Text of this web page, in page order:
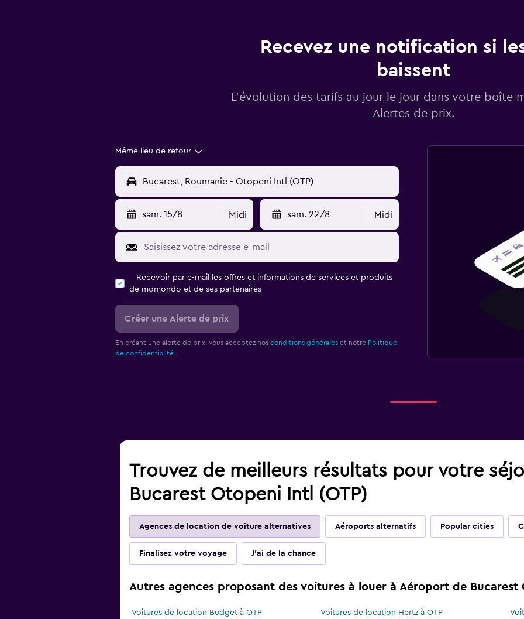
Recevez une notification si
baissent
L’évolution des tarifs au jour le jour dans votre boîte
Alertes de prix.
Même lieu de retour
sam. 15/8 Midi sam. 22/8 Midi
Recevoir par e-mail les offres et informations de services et produits
de momondo et de ses partenaires
Créer une Alerte de prix
En créant une alerte de prix, vous acceptez nos conditions généraleset notre Politique
de confidentialité.
Trouvez de meilleurs résultats pour votre
Bucarest Otopeni Intl (OTP)
Agences de location de voiture alternatives Aéroports alternatifs Popular cities
Finalisez votre voyage J'ai de la chance
Autres agences proposant des voitures à louer à Aéroport de Bucarest
Voitures de location Budget à OTP Voitures de location Hertz à OTP